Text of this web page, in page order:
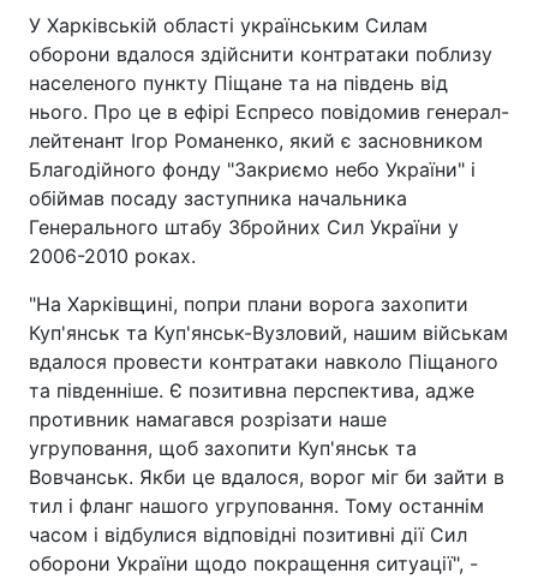
У Харківській області українським Силам
оборони вдалося здійснити контратаки поблизу
населеного пункту Піщане та на південь від
нього. Про це в ефірі Еспресо повідомив генерал-
лейтенант Ігор Романенко, який є засновником
Благодійного фонду "Закриємо небо України" і
обіймав посаду заступника начальника
Генерального штабу Збройних Сил України у
2006-2010 роках.
"На Харківщині, попри плани ворога захопити
Куп'янськ та Куп'янськ-Вузловий, нашим військам
вдалося провести контратаки навколо Піщаного
та південніше. Є позитивна перспектива, адже
противник намагався розрізати наше
угруповання, щоб захопити Куп'янськ та
Вовчанськ. Якби це вдалося, ворог міг би зайти в
тил і фланг нашого угруповання. Тому останнім
часом і відбулися відповідні позитивні дії Сил
оборони України щодо покращення ситуації", -